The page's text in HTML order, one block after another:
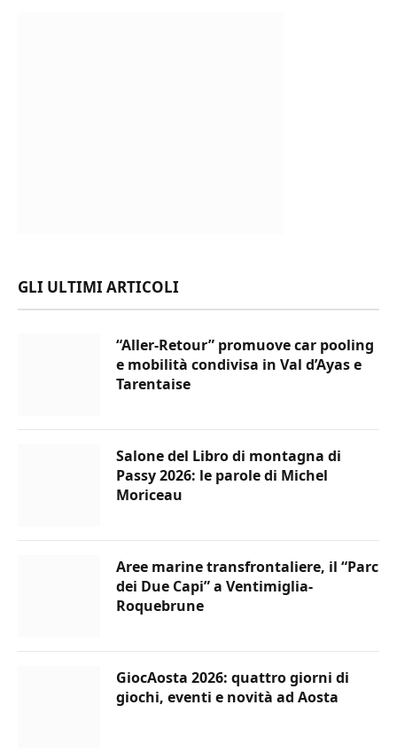
GLI ULTIMI ARTICOLI
“Aller-Retour” promuove car pooling
e mobilità condivisa in Val d’Ayas e
Tarentaise
Salone del Libro di montagna di
Passy 2026: le parole di Michel
Moriceau
Aree marine transfrontaliere, il “Parc
dei Due Capi” a Ventimiglia-
Roquebrune
GiocAosta 2026: quattro giorni di
giochi, eventi e novità ad Aosta